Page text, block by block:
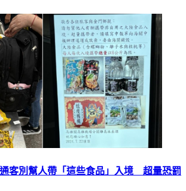
客別幫人帶「這些食品」入境 超量恐罰